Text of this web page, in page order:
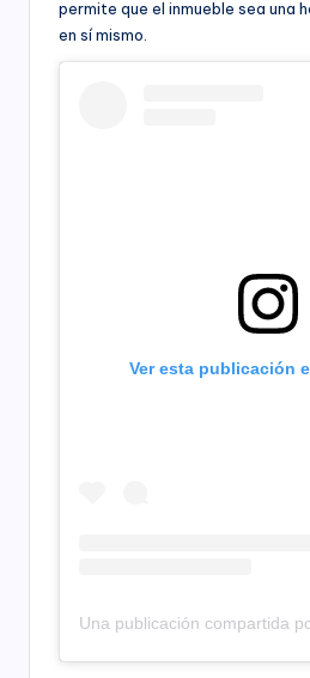
permite que el inmueble sea una
en sí mismo.
Ver esta publicación